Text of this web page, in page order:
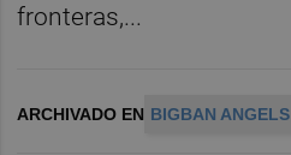
fronteras,...
ARCHIVADO EN BIGBAN ANGELS